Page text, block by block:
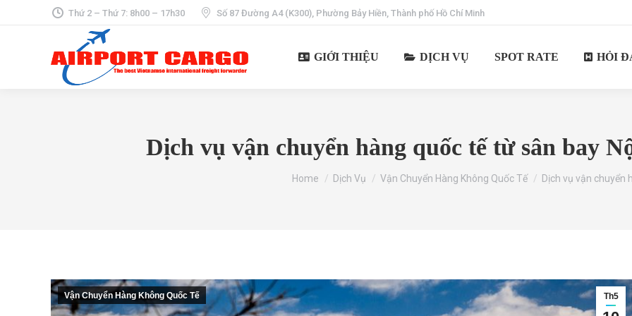
Thứ 2 – Thứ 7: 8h00 – 17h30 Số 87 Đường A4 (K300), Phường Bảy Hiền, Thành phố Hồ Chí Minh
GIỚI THIỆU DỊCH VỤ SPOT RATE HỎI
Dịch vụ vận chuyển hàng quốc tế từ sân bay
You are here:
Home Dịch Vụ Vận Chuyển Hàng Không Quốc Tế Dịch vụ vận chuyển
Th5
Vận Chuyển Hàng Không Quốc Tế